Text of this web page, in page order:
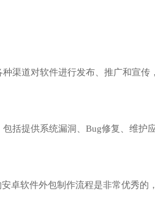
道对软件进行发布、推广和宣传
提供系统漏洞、Bug修复、维护应
软件外包制作流程是非常优秀的